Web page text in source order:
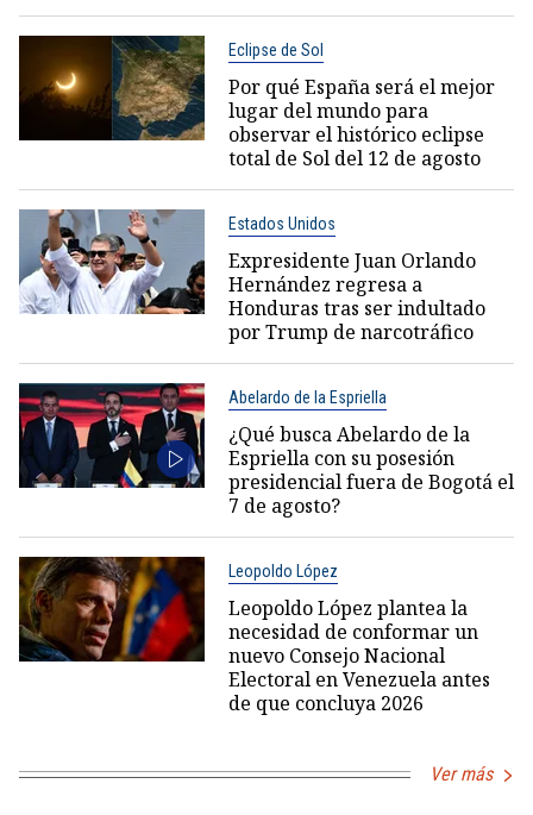
Eclipse de Sol
Por qué España será el mejor
lugar del mundo para
observar el histórico eclipse
total de Sol del 12 de agosto
Estados Unidos
Expresidente Juan Orlando
Hernández regresa a
Honduras tras ser indultado
por Trump de narcotráfico
Abelardo de la Espriella
¿Qué busca Abelardo de la
Espriella con su posesión
presidencial fuera de Bogotá el
7 de agosto?
Leopoldo López
Leopoldo López plantea la
necesidad de conformar un
nuevo Consejo Nacional
Electoral en Venezuela antes
de que concluya 2026
Ver más